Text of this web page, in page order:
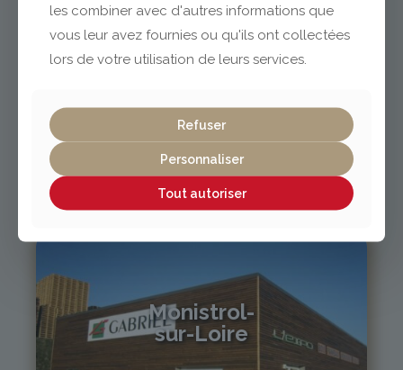
Vichy / Cusset
04 70 97 56 39
cusset@gabriel-sa.fr
Monistrol-
sur-Loire
les combiner avec d'autres informations que
vous leur avez fournies ou qu'ils ont collectées
lors de votre utilisation de leurs services.
Refuser
Personnaliser
Tout autoriser